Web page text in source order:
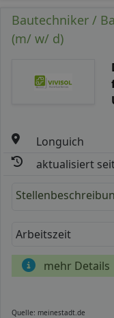
Bautechniker /
(m/ w/ d)
Longuich
aktualisiert
Arbeitszeit
mehr Details
Quelle: meinestadt.de